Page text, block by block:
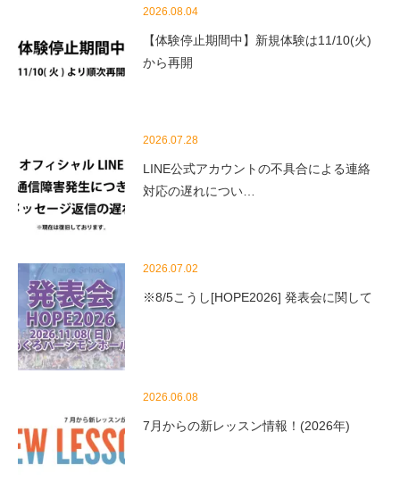
2026.08.04
【体験停止期間中】新規体験は11/10(火)
から再開
2026.07.28
LINE公式アカウントの不具合による連絡
対応の遅れについ…
2026.07.02
※8/5こうし[HOPE2026] 発表会に関して
2026.06.08
7月からの新レッスン情報！(2026年)